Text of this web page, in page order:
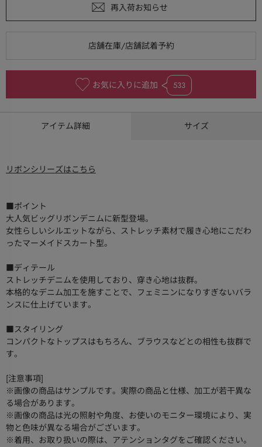
お気に入りに追加 533
アイテム詳細 サイズ
リボンシリーズはこちら
■ポイント
大人気ビッグリボンデニムに新型登場。
女性らしいシルエットながら、ストレッチ素材で履き心地にこだわ
ったマーメイドスカート型。
■ディテール
ストレッチデニムを使用しており、穿き心地は抜群。
本格的なデニム加工を施すことで、フェミニンになりすぎないバラ
ンスに仕上げています。
■スタイリング
コンパクトなトップスはもちろん、ブラウスなどとの相性も抜群で
す。
[注意事項]
※画像の商品はサンプルです。実際の商品と仕様、加工が若干異な
る場合があります。
※画像の商品は光の照射や角度、お使いのモニター環境により、実
物と色味が異なる場合がございます。
※着用、お取り扱いの際は、アテンションタグをご確認ください。